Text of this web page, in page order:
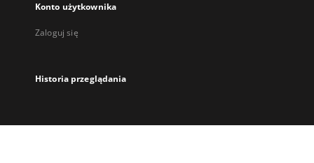
Konto użytkownika
Zaloguj się
Historia przeglądania